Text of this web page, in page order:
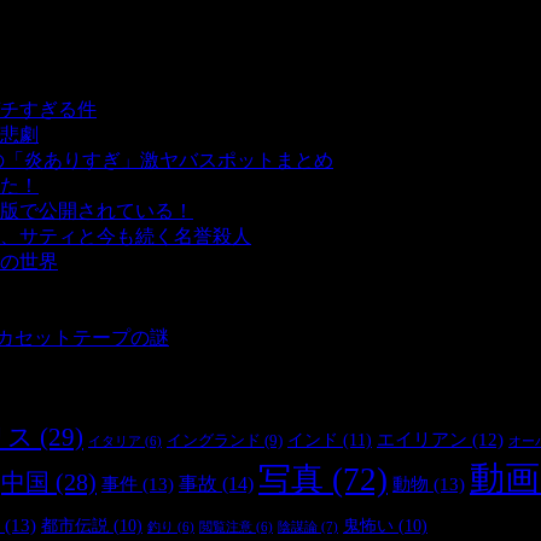
すぎる件
劇
炎ありすぎ」激ヤバスポットまとめ
！
で公開されている！
サティと今も続く名誉殺人
世界
ビュー
セットテープの謎
(29) イタリア (6) イングランド (9) インド (11) エイリアン (12) オー
中国 (28) 事件 (13) 事故 (14) 写真 (72) 動物 (13) 動画
(13) 都市伝説 (10) 釣り (6) 閲覧注意 (6) 陰謀論 (7) 鬼怖い (10)